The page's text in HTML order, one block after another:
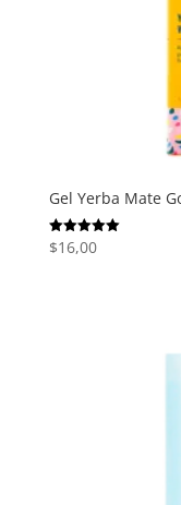
Gel Yerba Mate
Valorado
con
$16,00